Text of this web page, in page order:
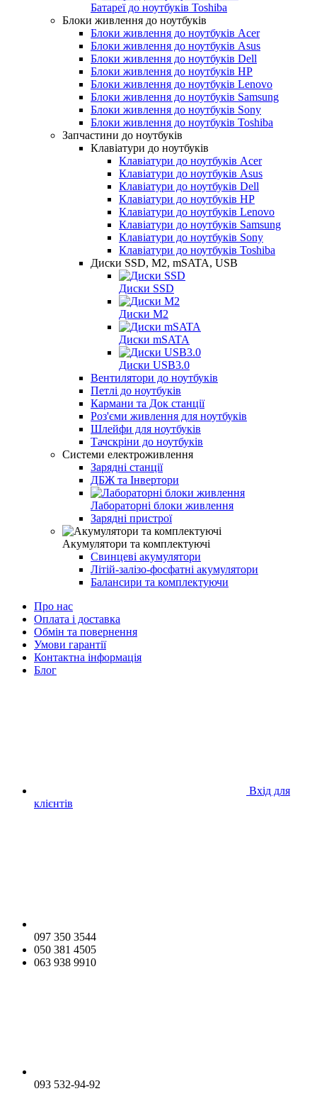
Батареї до ноутбуків Toshiba
Блоки живлення до ноутбуків
Блоки живлення до ноутбуків Acer
Блоки живлення до ноутбуків Asus
Блоки живлення до ноутбуків Dell
Блоки живлення до ноутбуків HP
Блоки живлення до ноутбуків Lenovo
Блоки живлення до ноутбуків Samsung
Блоки живлення до ноутбуків Sony
Блоки живлення до ноутбуків Toshiba
Запчастини до ноутбуків
Клавіатури до ноутбуків
Клавіатури до ноутбуків Acer
Клавіатури до ноутбуків Asus
Клавіатури до ноутбуків Dell
Клавіатури до ноутбуків HP
Клавіатури до ноутбуків Lenovo
Клавіатури до ноутбуків Samsung
Клавіатури до ноутбуків Sony
Клавіатури до ноутбуків Toshiba
Диски SSD, M2, mSATA, USB
Диски SSD
Диски M2
Диски mSATA
Диски USB3.0
Вентилятори до ноутбуків
Петлі до ноутбуків
Кармани та Док станції
Роз'єми живлення для ноутбуків
Шлейфи для ноутбуків
Тачскріни до ноутбуків
Системи електроживлення
Зарядні станції
ДБЖ та Інвертори
Лабораторні блоки живлення
Зарядні пристрої
Акумулятори та комплектуючі
Свинцеві акумулятори
Літій-залізо-фосфатні акумулятори
Балансири та комплектуючи
Про нас
Оплата і доставка
Обмін та повернення
Умови гарантії
Контактна інформація
Блог
Вхід для
клієнтів
097 350 3544
050 381 4505
063 938 9910
093 532-94-92